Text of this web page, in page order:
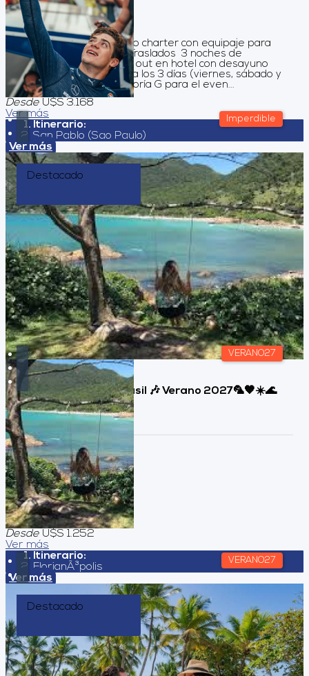
Imperdible
Duración:
4Días Noches
Servicios Incluidos Vuelo charter con equipaje para
despachar y de mano Traslados 3 noches de
alojamiento + late check out en hotel con desayuno
Traslados al evento para los 3 días (viernes, sábado y
domingo) Entrada categoría G para el even...
Desde U$S 3.168
Ver más
Itinerario:
San Pablo (Sao Paulo)
Ver más
Destacado
VERANO27
VERANO27
FLORIANOPOLIS , Brasil 🎶 Verano 2027🦜🧡☀️🌊
✨🎶
Duración:
8Días7Noches
Desde U$S 1.252
Ver más
Itinerario:
FlorianÃ³polis
Ver más
Destacado